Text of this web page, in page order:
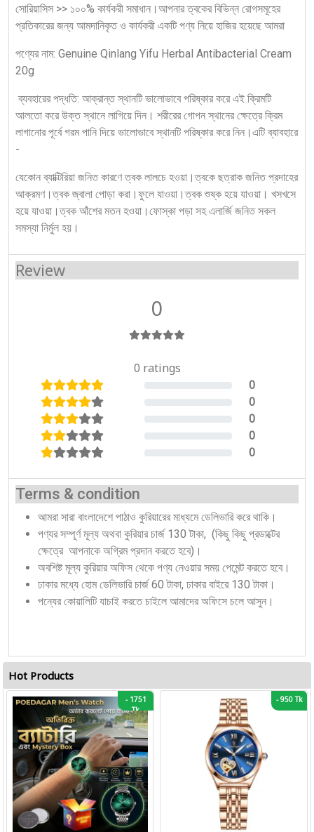
সোরিয়াসিস >> ১০০% কার্যকরী সমাধান।আপনার ত্বকের বিভিন্ন রোগসমূহের
প্রতিকারের জন্য আমদানিকৃত ও কার্যকরী একটি পণ্য নিয়ে হাজির হয়েছে আমরা
পণ্যের নাম: Genuine Qinlang Yifu Herbal Antibacterial Cream
20g
ব্যবহারের পদ্ধতি: আক্রান্ত স্থানটি ভালোভাবে পরিষ্কার করে এই ক্রিমটি
আলতো করে উক্ত স্থানে লাগিয়ে দিন। শরীরের গোপন স্থানের ক্ষেত্রে ক্রিম
লাগানোর পূর্বে গরম পানি দিয়ে ভালোভাবে স্থানটি পরিষ্কার করে নিন।এটি ব্যাবহারে
-
যেকোন ব্যাক্টিরিয়া জনিত কারণে ত্বক লালচে হওয়া।ত্বকে ছত্রাক জনিত প্রদাহের
আক্রমণ।ত্বক জ্বালা পোড়া করা।ফুলে যাওয়া।ত্বক শুষ্ক হয়ে যাওয়া। খসখসে
হয়ে যাওয়া।ত্বক আঁশের মতন হওয়া।ফোস্কা পড়া সহ এলার্জি জনিত সকল
সমস্যা নির্মুল হয়।
Review
0
0 ratings
0
0
0
0
0
Terms & condition
আমরা সারা বাংলাদেশে পাঠাও কুরিয়ারের মাধ্যমে ডেলিভারি করে থাকি।
পণ্যর সম্পূর্ণ মূল্য অথবা কুরিয়ার চার্জ 130 টাকা, (কিছু কিছু প্রডাক্টের
ক্ষেত্রে আপনাকে অগ্রিম প্রদান করতে হবে)।
অবশিষ্ট মূল্য কুরিয়ার অফিস থেকে পণ্য নেওয়ার সময় পেমেন্ট করতে হবে।
ঢাকার মধ্যে হোম ডেলিভারি চার্জ 60 টাকা, ঢাকার বাইরে 130 টাকা।
পন্যের কোয়ালিটি যাচাই করতে চাইলে আমাদের অফিসে চলে আসুন।
Hot Products
-1751
Tk
-950 Tk